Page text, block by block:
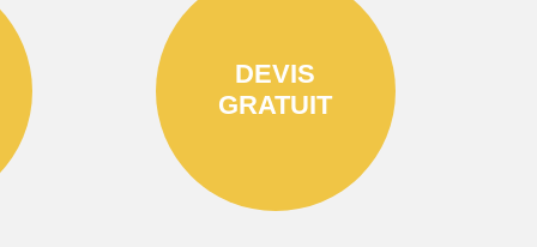
DEVIS
GRATUIT